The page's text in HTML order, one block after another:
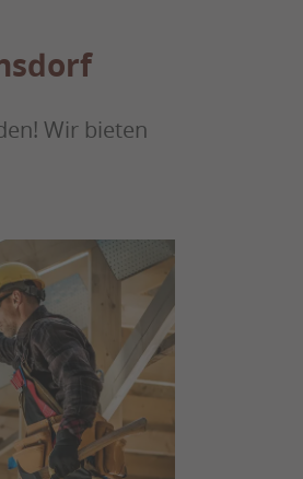
Wir bieten